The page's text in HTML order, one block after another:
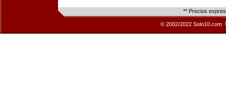
** Precios
© 2002/2022 Solo10.com